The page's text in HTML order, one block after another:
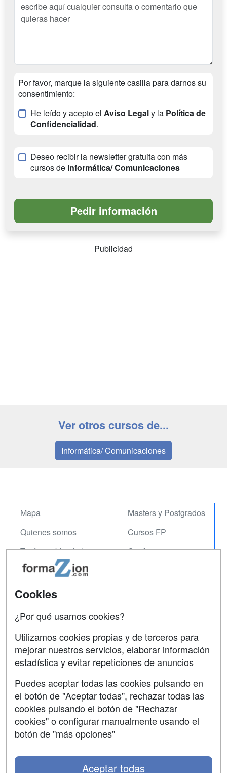
Por favor, marque la siguiente casilla para darnos su
consentimiento:
He leído y acepto el Aviso Legaly la Política de
Confidencialidad.
Deseo recibir la newsletter gratuita con más
cursos de Informática/ Comunicaciones
Publicidad
Ver otros cursos de...
Informática/ Comunicaciones
Mapa
Quienes somos
Tarifas publicidad
Acceso Usuarios
Acceso Centros
Masters y Postgrados
Cursos FP
Conferencias
Contactar
Confidencialidad
Aviso legal
Copyleft
Cookies
¿Por qué usamos cookies?
Utilizamos cookies propias y de terceros para
mejorar nuestros servicios, elaborar información
estadística y evitar repeticiones de anuncios
Puedes aceptar todas las cookies pulsando en
el botón de "Aceptar todas", rechazar todas las
cookies pulsando el botón de "Rechazar
cookies" o configurar manualmente usando el
botón de "más opciones"
Aceptar todas